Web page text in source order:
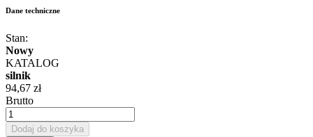
Dane techniczne
Stan:
Nowy
KATALOG
silnik
94,67 zł
Brutto
Dodaj do koszyka